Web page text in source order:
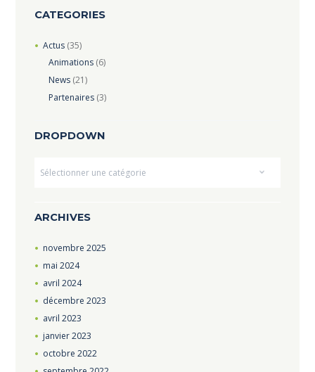
CATEGORIES
Actus(35)
Animations (6)
News (21)
Partenaires (3)
DROPDOWN
ARCHIVES
novembre 2025
mai 2024
avril 2024
décembre 2023
avril 2023
janvier2023
octobre 2022